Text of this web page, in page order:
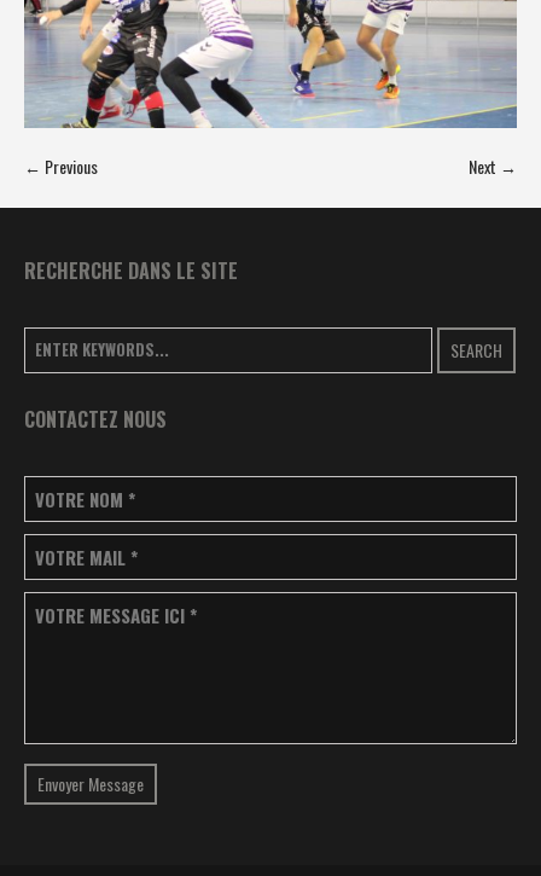
← Previous Next →
RECHERCHE DANS LE SITE
SEARCH
CONTACTEZ NOUS
VOTRE NOM *
VOTRE MAIL *
VOTRE MESSAGE ICI *
Envoyer Message